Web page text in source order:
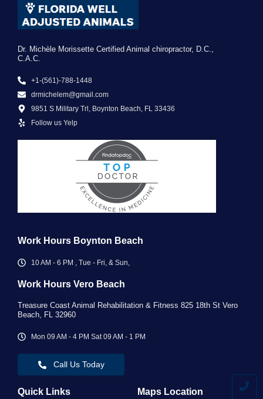
Dr. Michèle Morissette Certified Animal chiropractor, D.C.,
C.A.C.
+1-(561)-788-1448
drmichelem@gmail.com
9851 S Military Trl, Boynton Beach, FL 33436
Follow us Yelp
Work Hours Boynton Beach
10 AM - 6 PM , Tue - Fri, & Sun,
Work Hours Vero Beach ​
Treasure Coast Animal Rehabilitation & Fitness 825 18th St Vero
Beach, FL 32960
Mon 09 AM - 4 PM Sat 09 AM - 1 PM
Call Us Today
Quick Links Maps Location